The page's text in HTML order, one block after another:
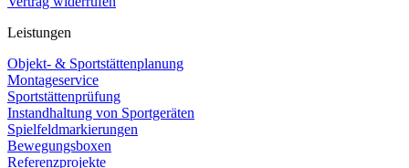
Leistungen
Objekt- & Sportstättenplanung
Montageservice
Sportstättenprüfung
Instandhaltung von Sportgeräten
Spielfeldmarkierungen
Bewegungsboxen
Referenzprojekte